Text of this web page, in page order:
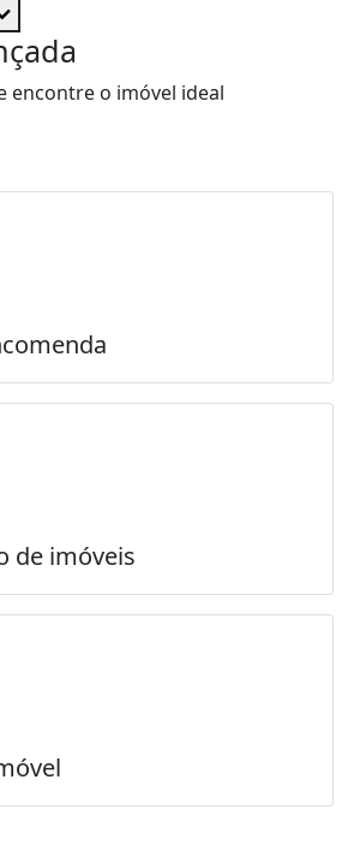
encontre o imóvel ideal
de imóveis